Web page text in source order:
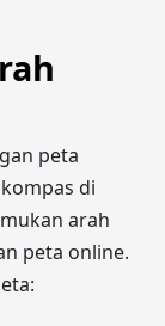
peta
di
arah
peta online.